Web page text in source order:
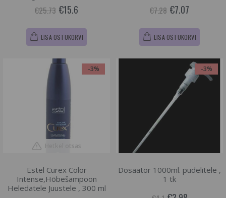
€25.73 €15.6
LISA OSTUKORVI
€7.28 €7.07
LISA OSTUKORVI
-3%
Hetkel otsas
Estel Curex Color
Intense,Hõbešampoon
Heledatele Juustele , 300 ml
-3%
Dosaator 1000ml. pudelitele ,
1 tk